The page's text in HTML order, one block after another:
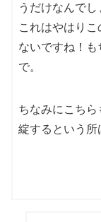
うだけなんでし
これはやはり
ないですね！
で。
ちなみにこち
綻するという所